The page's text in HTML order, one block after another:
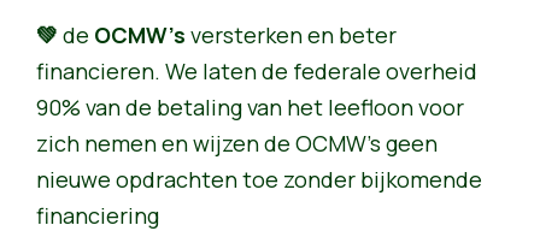
💚 de OCMW’s versterken en beter
financieren. We laten de federale overheid
90% van de betaling van het leefloon voor
zich nemen en wijzen de OCMW’s geen
nieuwe opdrachten toe zonder bijkomende
financiering